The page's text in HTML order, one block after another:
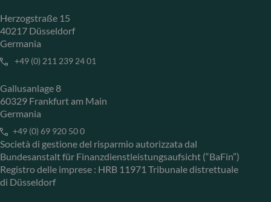
Herzogstraße 15
40217 Düsseldorf
Germania
+49 (0) 211 239 24 01
Gallusanlage 8
60329 Frankfurt am Main
Germania
+49 (0) 69 920 50 0
Società di gestione del risparmio autorizzata dal
Bundesanstalt für Finanzdienstleistungsaufsicht (“BaFin”)
Registro delle imprese : HRB 11971 Tribunale distrettuale
di Düsseldorf